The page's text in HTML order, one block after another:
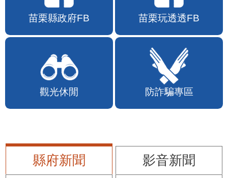
苗栗縣政府FB 苗栗玩透透FB
觀光休閒 防詐騙專區
縣府新聞
影音新聞